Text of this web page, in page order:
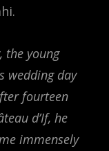
the young
wedding day
fourteen
d’If, he
immensely